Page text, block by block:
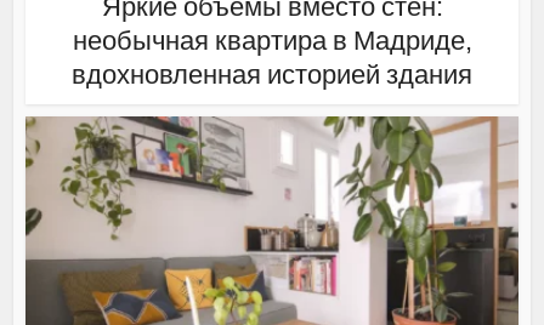
Яркие объемы вместо стен:
необычная квартира в Мадриде,
вдохновленная историей здания